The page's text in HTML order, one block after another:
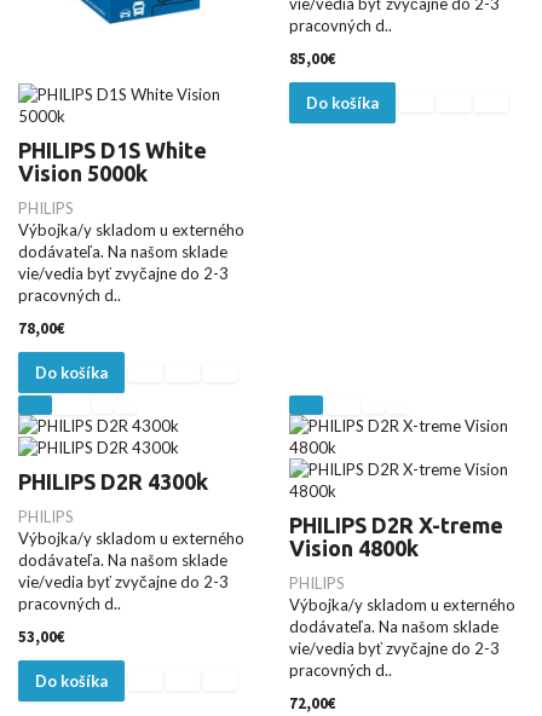
PHILIPS D1S White
Vision 5000k
PHILIPS
Výbojka/y skladom u externého
dodávateľa. Na našom sklade
vie/vedia byť zvyčajne do 2-3
pracovných d..
78,00€
Do košíka
pracovných d..
85,00€
Do košíka
PHILIPS D2R 4300k
PHILIPS
Výbojka/y skladom u externého
dodávateľa. Na našom sklade
vie/vedia byť zvyčajne do 2-3
pracovných d..
53,00€
Do košíka
PHILIPS D2R X-treme
Vision 4800k
PHILIPS
Výbojka/y skladom u externého
dodávateľa. Na našom sklade
vie/vedia byť zvyčajne do 2-3
pracovných d..
72,00€